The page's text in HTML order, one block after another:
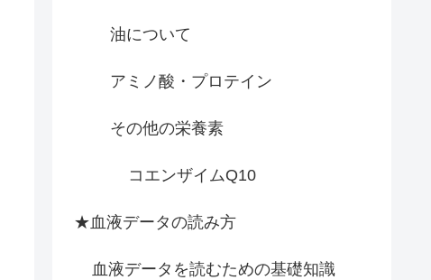
油について
アミノ酸・プロテイン
その他の栄養素
コエンザイムQ10
★血液データの読み方
血液データを読むための基礎知識